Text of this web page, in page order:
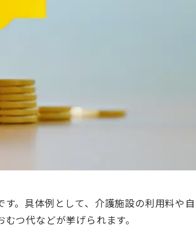
。具体例として、介護施設の利用料や自
つ代などが挙げられます。